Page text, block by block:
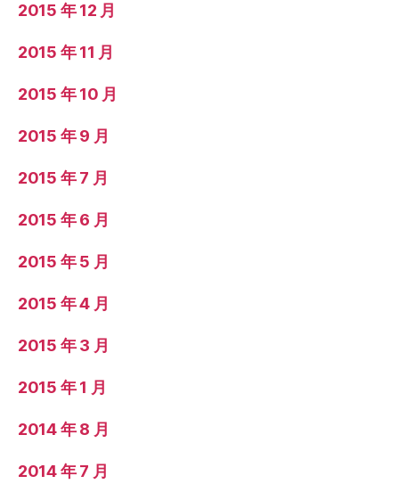
2015 年 12 月
2015 年 11 月
2015 年 10 月
2015 年 9 月
2015 年 7 月
2015 年 6 月
2015 年 5 月
2015 年 4 月
2015 年 3 月
2015 年 1 月
2014 年 8 月
2014 年 7 月